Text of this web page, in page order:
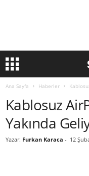
Ana Sayfa Haberler
Kablosuz
Yakında
Yazar: Furkan Karaca - 12